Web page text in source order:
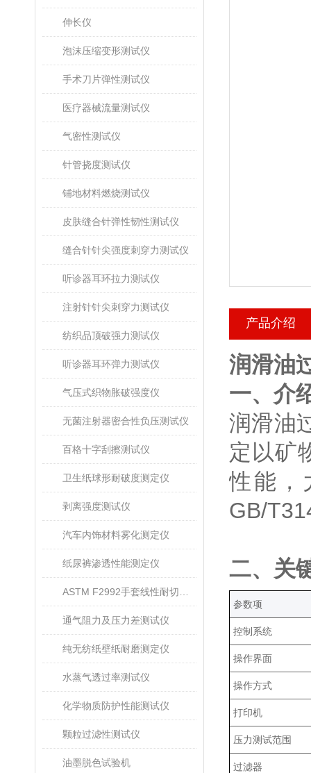
伸长仪
泡沫压缩变形测试仪
手术刀片弹性测试仪
医疗器械流量测试仪
气密性测试仪
针管挠度测试仪
铺地材料燃烧测试仪
皮肤缝合针弹性韧性测试仪
缝合针针尖强度刺穿力测试仪
听诊器耳环拉力测试仪
注射针针尖刺穿力测试仪
纺织品顶破强力测试仪
听诊器耳环弹力测试仪
气压式织物胀破强度仪
无菌注射器密合性负压测试仪
百格十字刮擦测试仪
卫生纸球形耐破度测定仪
剥离强度测试仪
汽车内饰材料雾化测定仪
纸尿裤渗透性能测定仪
通气阻力及压力差测试仪
纯无纺纸壁纸耐磨测定仪
水蒸气透过率测试仪
化学物质防护性能测试仪
颗粒过滤性测试仪
油墨脱色试验机
产品介绍
润滑油
一、介
润滑油
定以矿
性能，
GB/
二、关
‌参数项‌
控制系统
操作界面
操作方式
打印机
压力测试范围
过滤器